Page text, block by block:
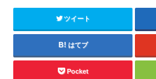
ツイート
はてブ
Pocket